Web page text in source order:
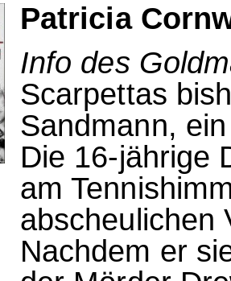
Patricia
Info des
Scarpettas
Sandmann,
Die 16-jährige
am
abscheulichen
Nachdem er